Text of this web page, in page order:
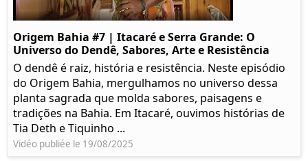
Origem Bahia #7 | Itacaré e Serra Grande: O
Universo do Dendê, Sabores, Arte e Resistência
O dendê é raiz, história e resistência. Neste episódio
do Origem Bahia, mergulhamos no universo dessa
planta sagrada que molda sabores, paisagens e
tradições na Bahia. Em Itacaré, ouvimos histórias de
Tia Deth e Tiquinho ...
Vidéo publiée le 19/08/2025